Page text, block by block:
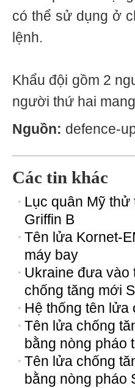
có thể sử dụng ở
lệnh.
Khẩu đội gồm 2
người thứ hai
Nguồn: defence-
Các tin khác
Lục quân Mỹ
Griffin B
Tên lửa Kornet-
máy bay
Ukraine đưa vào
chống tăng mới
Hệ thống tên lửa
Tên lửa chống
bằng nòng pháo
Tên lửa chống
bằng nòng pháo